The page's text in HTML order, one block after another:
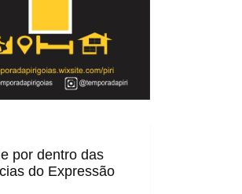
por dentro das
do Expressão